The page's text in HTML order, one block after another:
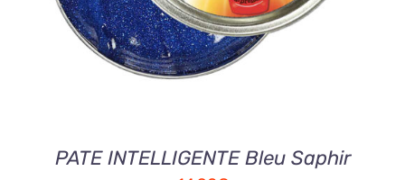
PATE INTELLIGENTE Bleu Saphir